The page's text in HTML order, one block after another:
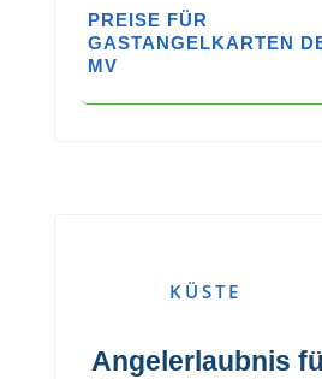
PREISE FÜR
GASTANGELKARTEN
MV
KÜSTE
Angelerlaubnis